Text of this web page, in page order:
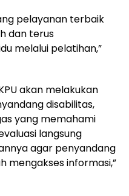
pelayanan terbaik
dan terus
melalui pelatihan,”
akan melakukan
disabilitas,
yang memahami
langsung
agar penyandang
mengakses informasi,”